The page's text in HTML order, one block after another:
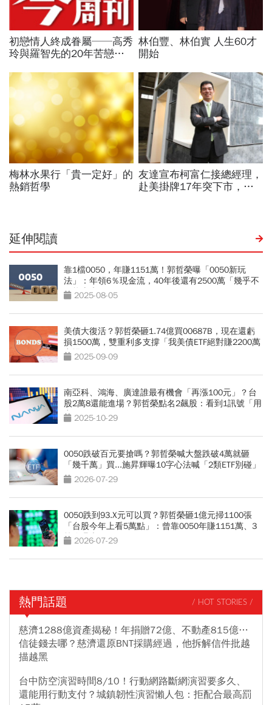
延伸閱讀
靠1檔0050，年賺1151萬！郭哲榮曝「0050新玩
法」：年領6％現金流，40年後還有2500萬「幾乎不
可能賣光」
2025-08-05
美債大復活？郭哲榮砸1.74億買00687B，現在還虧
損1500萬，雙重利多支撐「我美債ETF絕對賺2200萬
出場」
2025-09-09
南亞科、鴻海、廣達誰最有機會「再漲100元」？台
股2萬8還能進場？郭哲榮點名2飆股：看到1訊號「用
力買」
2025-10-29
0050跌破百元要搶嗎？郭哲榮喊大盤跌破4萬就砸
「幾千萬」買...施昇輝曝10字心法喊「2類ETF別碰」
2026-07-29
0050跌到93.X元可以買？郭哲榮砸1億元掃1100張
「台股今年上看5萬點」：曾靠0050年賺1151萬、3
策略曝光
2026-07-29
熱門話題 / HOT STORIES /
慈濟1288億資產揭秘！年捐贈72億、不動產815億…
信徒錢去哪？慈濟還原BNT採購經過，他拆解信件批越
描越黑
台中防空演習時間8/10！行動網路斷網演習要多久、
還能用行動支付？城鎮韌性演習懶人包：拒配合最高罰